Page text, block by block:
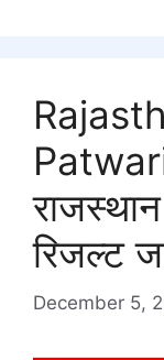
राजस्थान
रिजल्ट
December 5,